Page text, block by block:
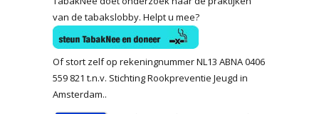
van de tabakslobby. Helpt u mee?
Of stort zelf op rekeningnummer NL13 ABNA 0406
559 821 t.n.v. Stichting Rookpreventie Jeugd in
Amsterdam..